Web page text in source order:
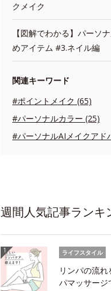
クメイク
【図解でわかる】パーソ
めアイテム #3.ネイル編
関連キーワード
#ポイントメイク (65)
#パーソナルカラー (25)
#パーソナルAIメイクアド
週間人気記事ランキ
ライフスタイル
リンパの流
パマッサージ